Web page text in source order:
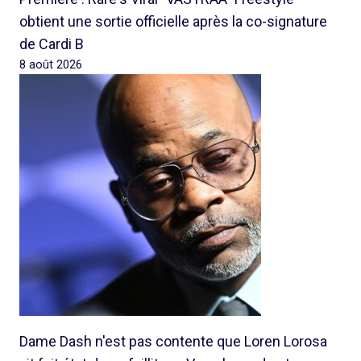
obtient une sortie officielle après la co-signature
de Cardi B
8 août 2026
Dame Dash n'est pas contente que Loren Lorosa